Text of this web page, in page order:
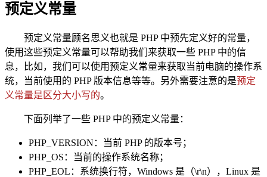
预定义常量
预定义常量顾名思义也就是 PHP 中预先定义好的常量，
使用这些预定义常量可以帮助我们来获取一些 PHP 中的信
息，比如，我们可以使用预定义常量来获取当前电脑的操作系
统，当前使用的 PHP 版本信息等等。另外需要注意的是预定
义常量是区分大小写的。
下面列举了一些 PHP 中的预定义常量：
PHP_VERSION：当前 PHP 的版本号；
PHP_OS：当前的操作系统名称；
PHP_EOL：系统换行符，Windows 是（\r\n），Linux 是